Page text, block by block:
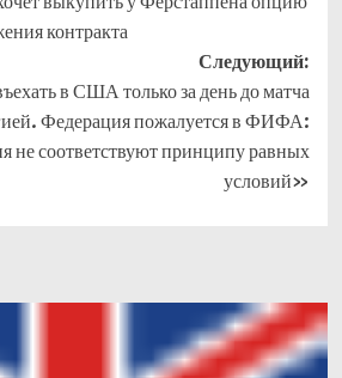
контракта
Следующий:
в США только за день до матча
Федерация пожалуется в ФИФА:
не соответствуют принципу равных
условий»